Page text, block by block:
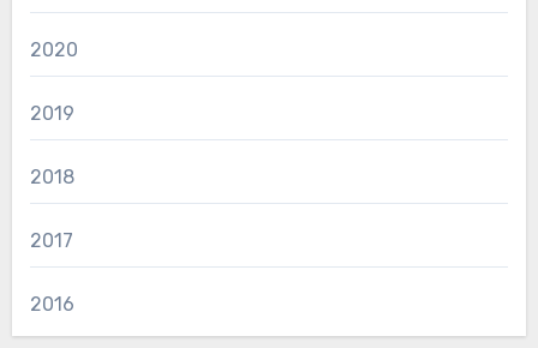
2020
2019
2018
2017
2016